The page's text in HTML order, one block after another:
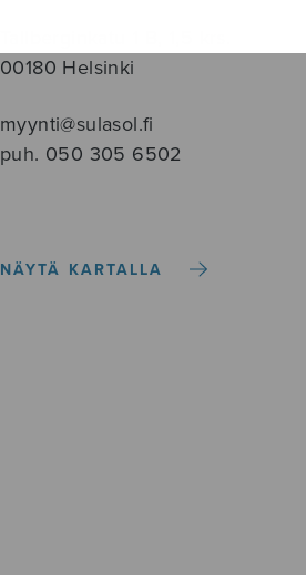
00180 Helsinki
myynti@sulasol.fi
puh. 050 305 6502
NÄYTÄ KARTALLA